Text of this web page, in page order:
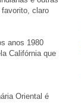
claro
anos 1980
Califórnia que
Oriental é